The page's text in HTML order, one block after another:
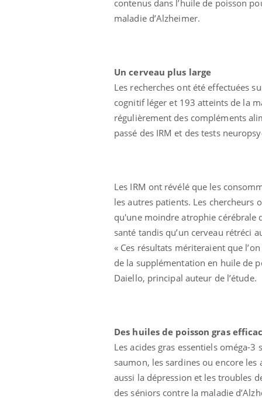
contenus dans l’huile de poisson
maladie d’Alzheimer.
Un cerveau plus large
Les recherches ont été effectuées
cognitif léger et 193 atteints de la
régulièrement des compléments
passé des IRM et des tests
Les IRM ont révélé que les
les autres patients. Les chercheurs
qu'une moindre atrophie cérébrale
santé tandis qu’un cerveau rétréci
« Ces résultats mériteraient que
de la supplémentation en huile de
Daiello, principal auteur de l’étude.
Des huiles de poisson gras
Les acides gras essentiels oméga-
saumon, les sardines ou encore
aussi la dépression et les troubles
des séniors contre la maladie
Carence en fer : comprendre pour
Youtube
Fatigue, irritabilité, brouillard mental ou
En